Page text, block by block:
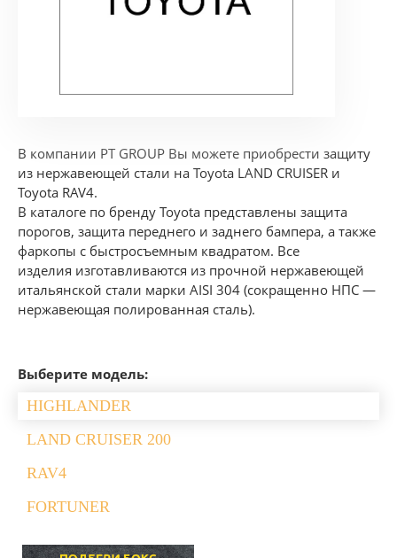
В компании PT GROUP Вы можете приобрести защиту
из нержавеющей стали на Toyota LAND CRUISER и
Toyota RAV4.
В каталоге по бренду Toyota представлены защита
порогов, защита переднего и заднего бампера, а также
фаркопы с быстросъемным квадратом. Все
изделия изготавливаются из прочной нержавеющей
итальянской стали марки AISI 304 (сокращенно НПС —
нержавеющая полированная сталь).
Выберите модель:
HIGHLANDER
LAND CRUISER 200
RAV4
FORTUNER